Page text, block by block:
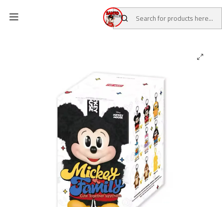
BLIND BOX POP MART
Mickey Family x Pop Mart